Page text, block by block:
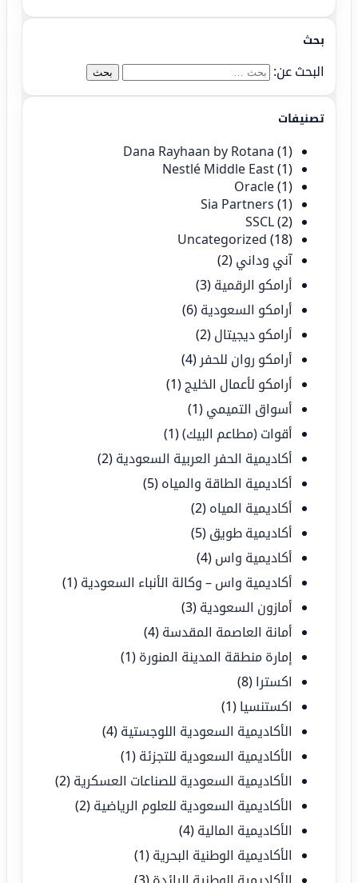
بحث
البحث عن:
تصنيفات
Dana Rayhaan by Rotana (1)
Nestlé Middle East(1)
Oracle(1)
Sia Partners (1)
SSCL(2)
Uncategorized (18)
آني وداني (2)
أرامكو الرقمية (3)
أرامكو السعودية (6)
أرامكو ديجيتال (2)
أرامكو روان للحفر (4)
أرامكو لأعمال الخليج (1)
أسواق التميمي (1)
أقوات (مطاعم البيك)(1)
أكاديمية الحفر العربية السعودية (2)
أكاديمية الطاقة والمياه (5)
أكاديمية المياه (2)
أكاديمية طويق (5)
أكاديمية واس (4)
أكاديمية واس – وكالة الأنباء السعودية (1)
أمازون السعودية (3)
أمانة العاصمة المقدسة (4)
إمارة منطقة المدينة المنورة (1)
اكسترا (8)
اكستنسيا (1)
الأكاديمية السعودية اللوجستية (4)
الأكاديمية السعودية للتجزئة (1)
الأكاديمية السعودية للصناعات العسكرية (2)
الأكاديمية السعودية للعلوم الرياضية (2)
الأكاديمية المالية (4)
الأكاديمية الوطنية البحرية (1)